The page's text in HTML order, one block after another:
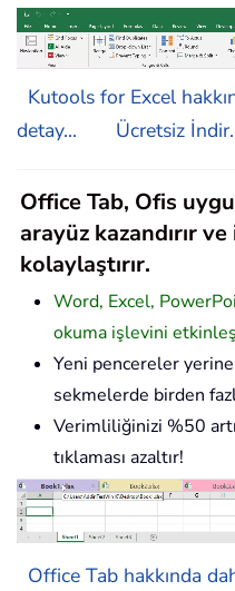
Kutools for Excel
detay...
Ücretsiz
Office Tab, Ofis
arayüz kazandırır
kolaylaştırır.
Word, Excel,
okuma işlevini
Yeni pencereler
sekmelerde birden
Verimliliğinizi %50
tıklaması azaltır!
Office Tab hakkında